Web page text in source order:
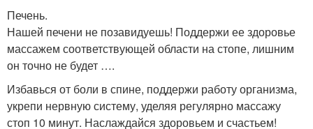
Печень.
Нашей печени не позавидуешь! Поддержи ее здоровье
массажем соответствующей области на стопе, лишним
он точно не будет ….
Избавься от боли в спине, поддержи работу организма,
укрепи нервную систему, уделяя регулярно массажу
стоп 10 минут. Наслаждайся здоровьем и счастьем!